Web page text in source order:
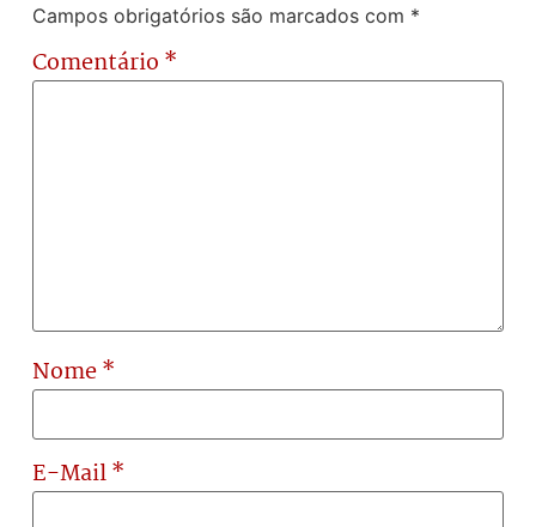
Campos obrigatórios são marcados com *
Comentário *
Nome*
E-Mail*